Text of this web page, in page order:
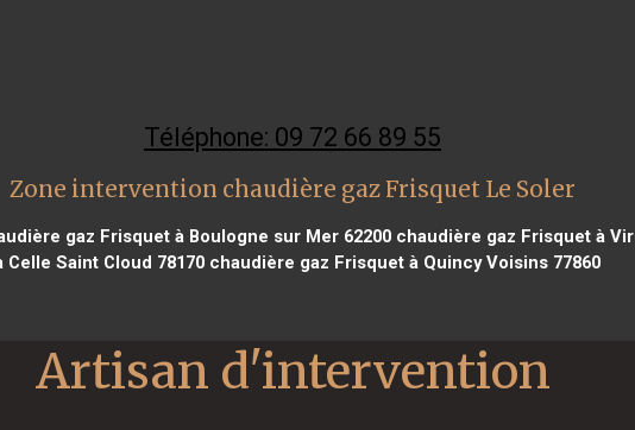
Téléphone: 09 72 66 89 55
Zone intervention chaudière gaz Frisquet Le Soler
gaz Frisquet à Boulogne sur Mer 62200chaudière gaz Frisquet à
Celle Saint Cloud 78170 chaudière gaz Frisquet à Quincy Voisins 77860
Artisan d'intervention